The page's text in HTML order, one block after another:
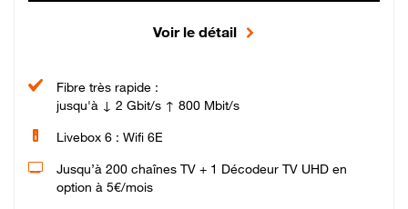
Voir le détail
Fibre très rapide :
jusqu'à ↓ 2 Gbit/s ↑ 800 Mbit/s
Livebox 6 : Wifi 6E
Jusqu’à 200 chaînes TV + 1 Décodeur TV UHD en
option à 5€/mois